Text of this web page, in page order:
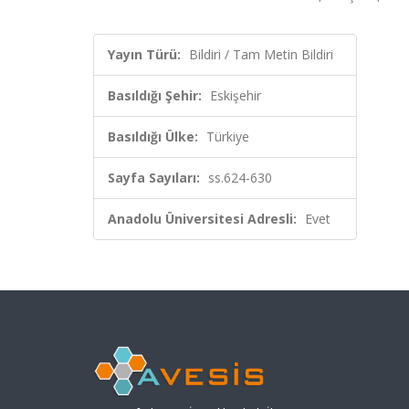
Yayın Türü: Bildiri / Tam Metin Bildiri
Basıldığı Şehir: Eskişehir
Basıldığı Ülke: Türkiye
Sayfa Sayıları: ss.624-630
Anadolu Üniversitesi Adresli: Evet